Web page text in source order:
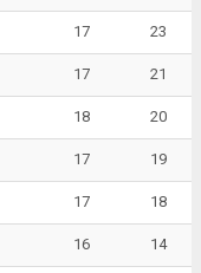
17 23
17 21
18 20
17 19
17 18
16 14